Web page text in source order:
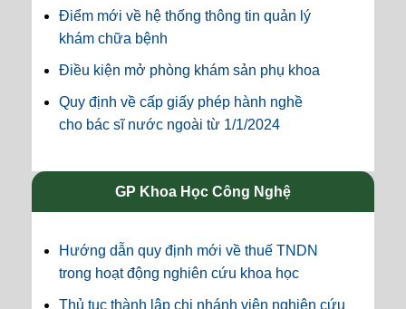
Điểm mới về hệ thống thông tin quản lý
khám chữa bệnh
Điều kiện mở phòng khám sản phụ khoa
Quy định về cấp giấy phép hành nghề
cho bác sĩ nước ngoài từ 1/1/2024
GP Khoa Học Công Nghệ
Hướng dẫn quy định mới về thuế TNDN
trong hoạt động nghiên cứu khoa học
Thủ tục thành lập chi nhánh viện nghiên cứu